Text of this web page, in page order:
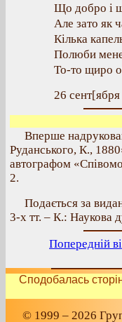
Що добро і
Але зато як
Кілька
Полюби
То-то щиро
26
Вперше
Руданського, К.,
автографом
2.
Подається за
3-х тт. – К.: Наукова
Попередній
Сподобалась
© 1999 – 2026